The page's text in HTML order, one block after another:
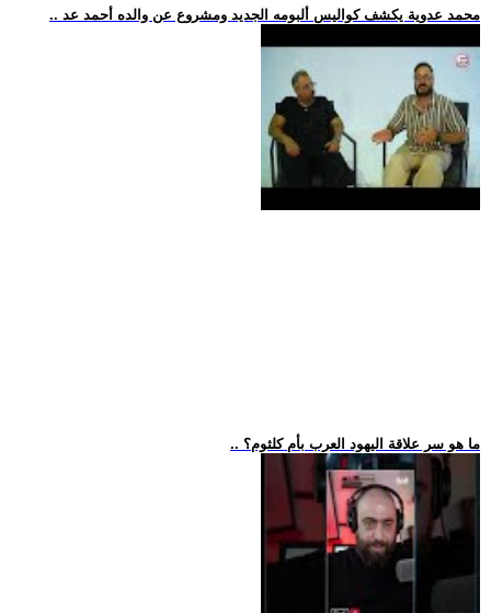
.. محمد عدوية يكشف كواليس ألبومه الجديد ومشروع عن والده أحمد عد
.. ما هو سر علاقة اليهود العرب بأم كلثوم؟